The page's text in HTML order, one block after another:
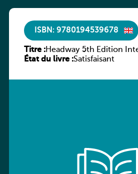
ISBN: 9780194539678
Titre :Headway 5th Edition
Workbook without key
État du livre :Satisfaisant